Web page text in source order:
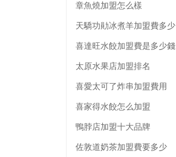
章魚燒加盟怎么樣
天驕功勛冰煮羊加盟費多少
喜達旺水餃加盟費是多少錢
太原水果店加盟排名
喜愛太可了炸串加盟費用
喜家得水餃怎么加盟
鴨脖店加盟十大品牌
佐敦道奶茶加盟費要多少